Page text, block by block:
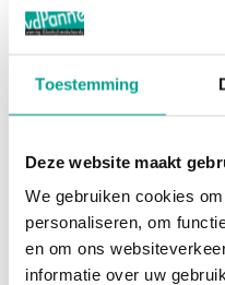
Toestemming
Deze website maakt
We gebruiken cookies
personaliseren, om
en om ons
informatie over uw
te wonen. Om
kunt voelen, raden wij
eerste indruk van de
Tip 4: Tijdens de
Na een goede